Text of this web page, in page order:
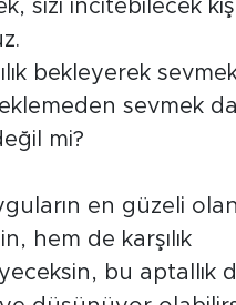
sizi incitebilecek
bekleyerek
sevmek
mi?
en güzeli
hem de karşılık
bu aptallık